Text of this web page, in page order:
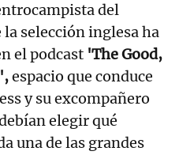
del
la selección inglesa ha
el podcast 'The Good,
espacio que conduce
y su excompañero
elegir qué
una de las grandes